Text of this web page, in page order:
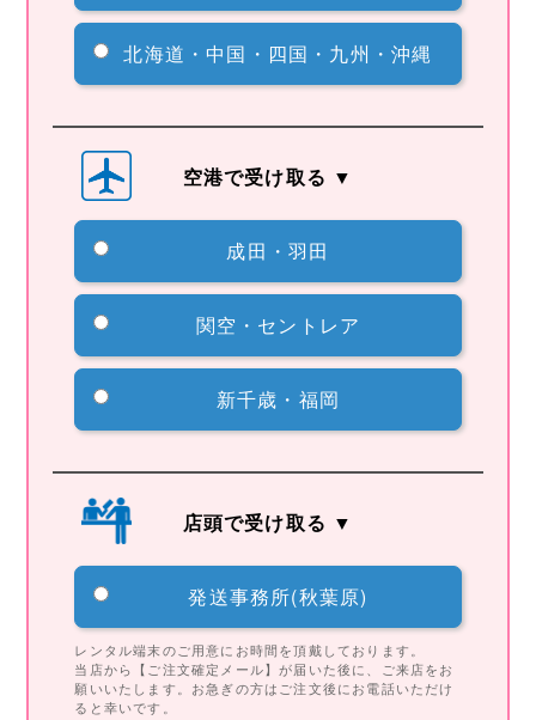
北海道・中国・四国・九州・沖縄
空港で受け取る ▼
成田・羽田
関空・セントレア
新千歳・福岡
店頭で受け取る ▼
発送事務所(秋葉原)
レンタル端末のご用意にお時間を頂戴しております。
当店から【ご注文確定メール】が届いた後に、ご来店をお
願いいたします。お急ぎの方はご注文後にお電話いただけ
ると幸いです。